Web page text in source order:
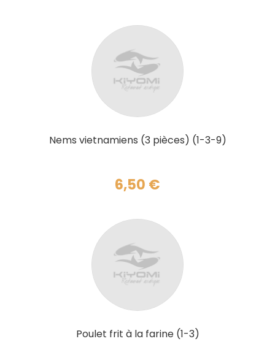
Nems vietnamiens (3 pièces) (1-3-9)
6,50 €
Poulet frit à la farine (1-3)